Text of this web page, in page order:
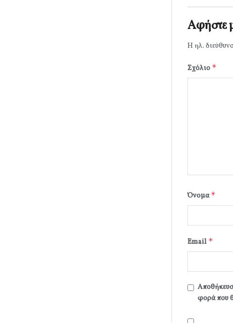
Αφήστε
Η ηλ.
Σχόλιο *
Όνομα*
Email *
φορά που